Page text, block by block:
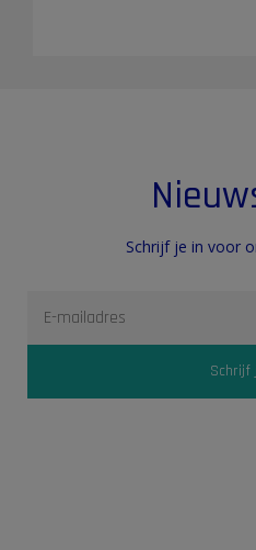
Schrijf je in voor